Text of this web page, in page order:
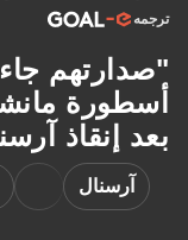
ترجمه
"صدارتهم
أسطورة
بعد إنقاذ
آرسنال